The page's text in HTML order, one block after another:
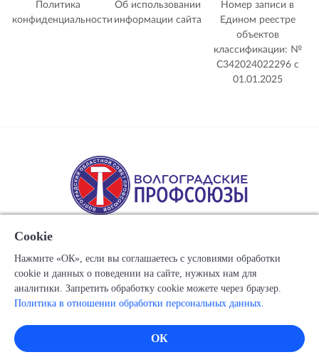
Политика
конфиденциальности
Об использовании
информации сайта
Номер записи в
Едином реестре
объектов
классификации: №
С342024022296 c
01.01.2025
Copyright © 1917-2025 Союз организаций профсоюзов
"Волгоградский областной Совет профессиональных
Все права защищены.
Cookie
Нажмите «ОК», если вы соглашаетесь с условиями обработки
cookie и данных о поведении на сайте, нужных нам для
аналитики. Запретить обработку cookie можете через браузер.
Политика в отношении обработки персональных данных.
ОК